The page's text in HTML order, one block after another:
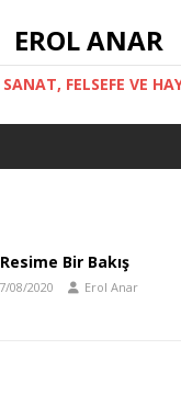
EROL ANAR
FELSEFE VE
Bir Bakış
08/2020 Erol Anar